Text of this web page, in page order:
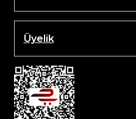
Üyelik